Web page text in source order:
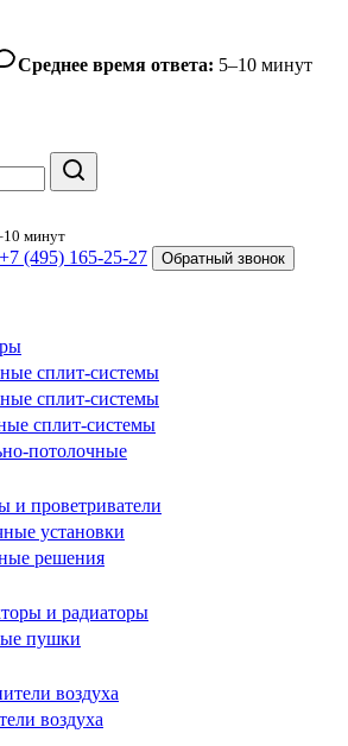
Среднее время ответа: 5–10 минут
минут
+7 (495) 165-25-27 Обратный звонок
сплит-системы
сплит-системы
сплит-системы
потолочные
и проветриватели
установки
решения
и радиаторы
пушки
воздуха
воздуха